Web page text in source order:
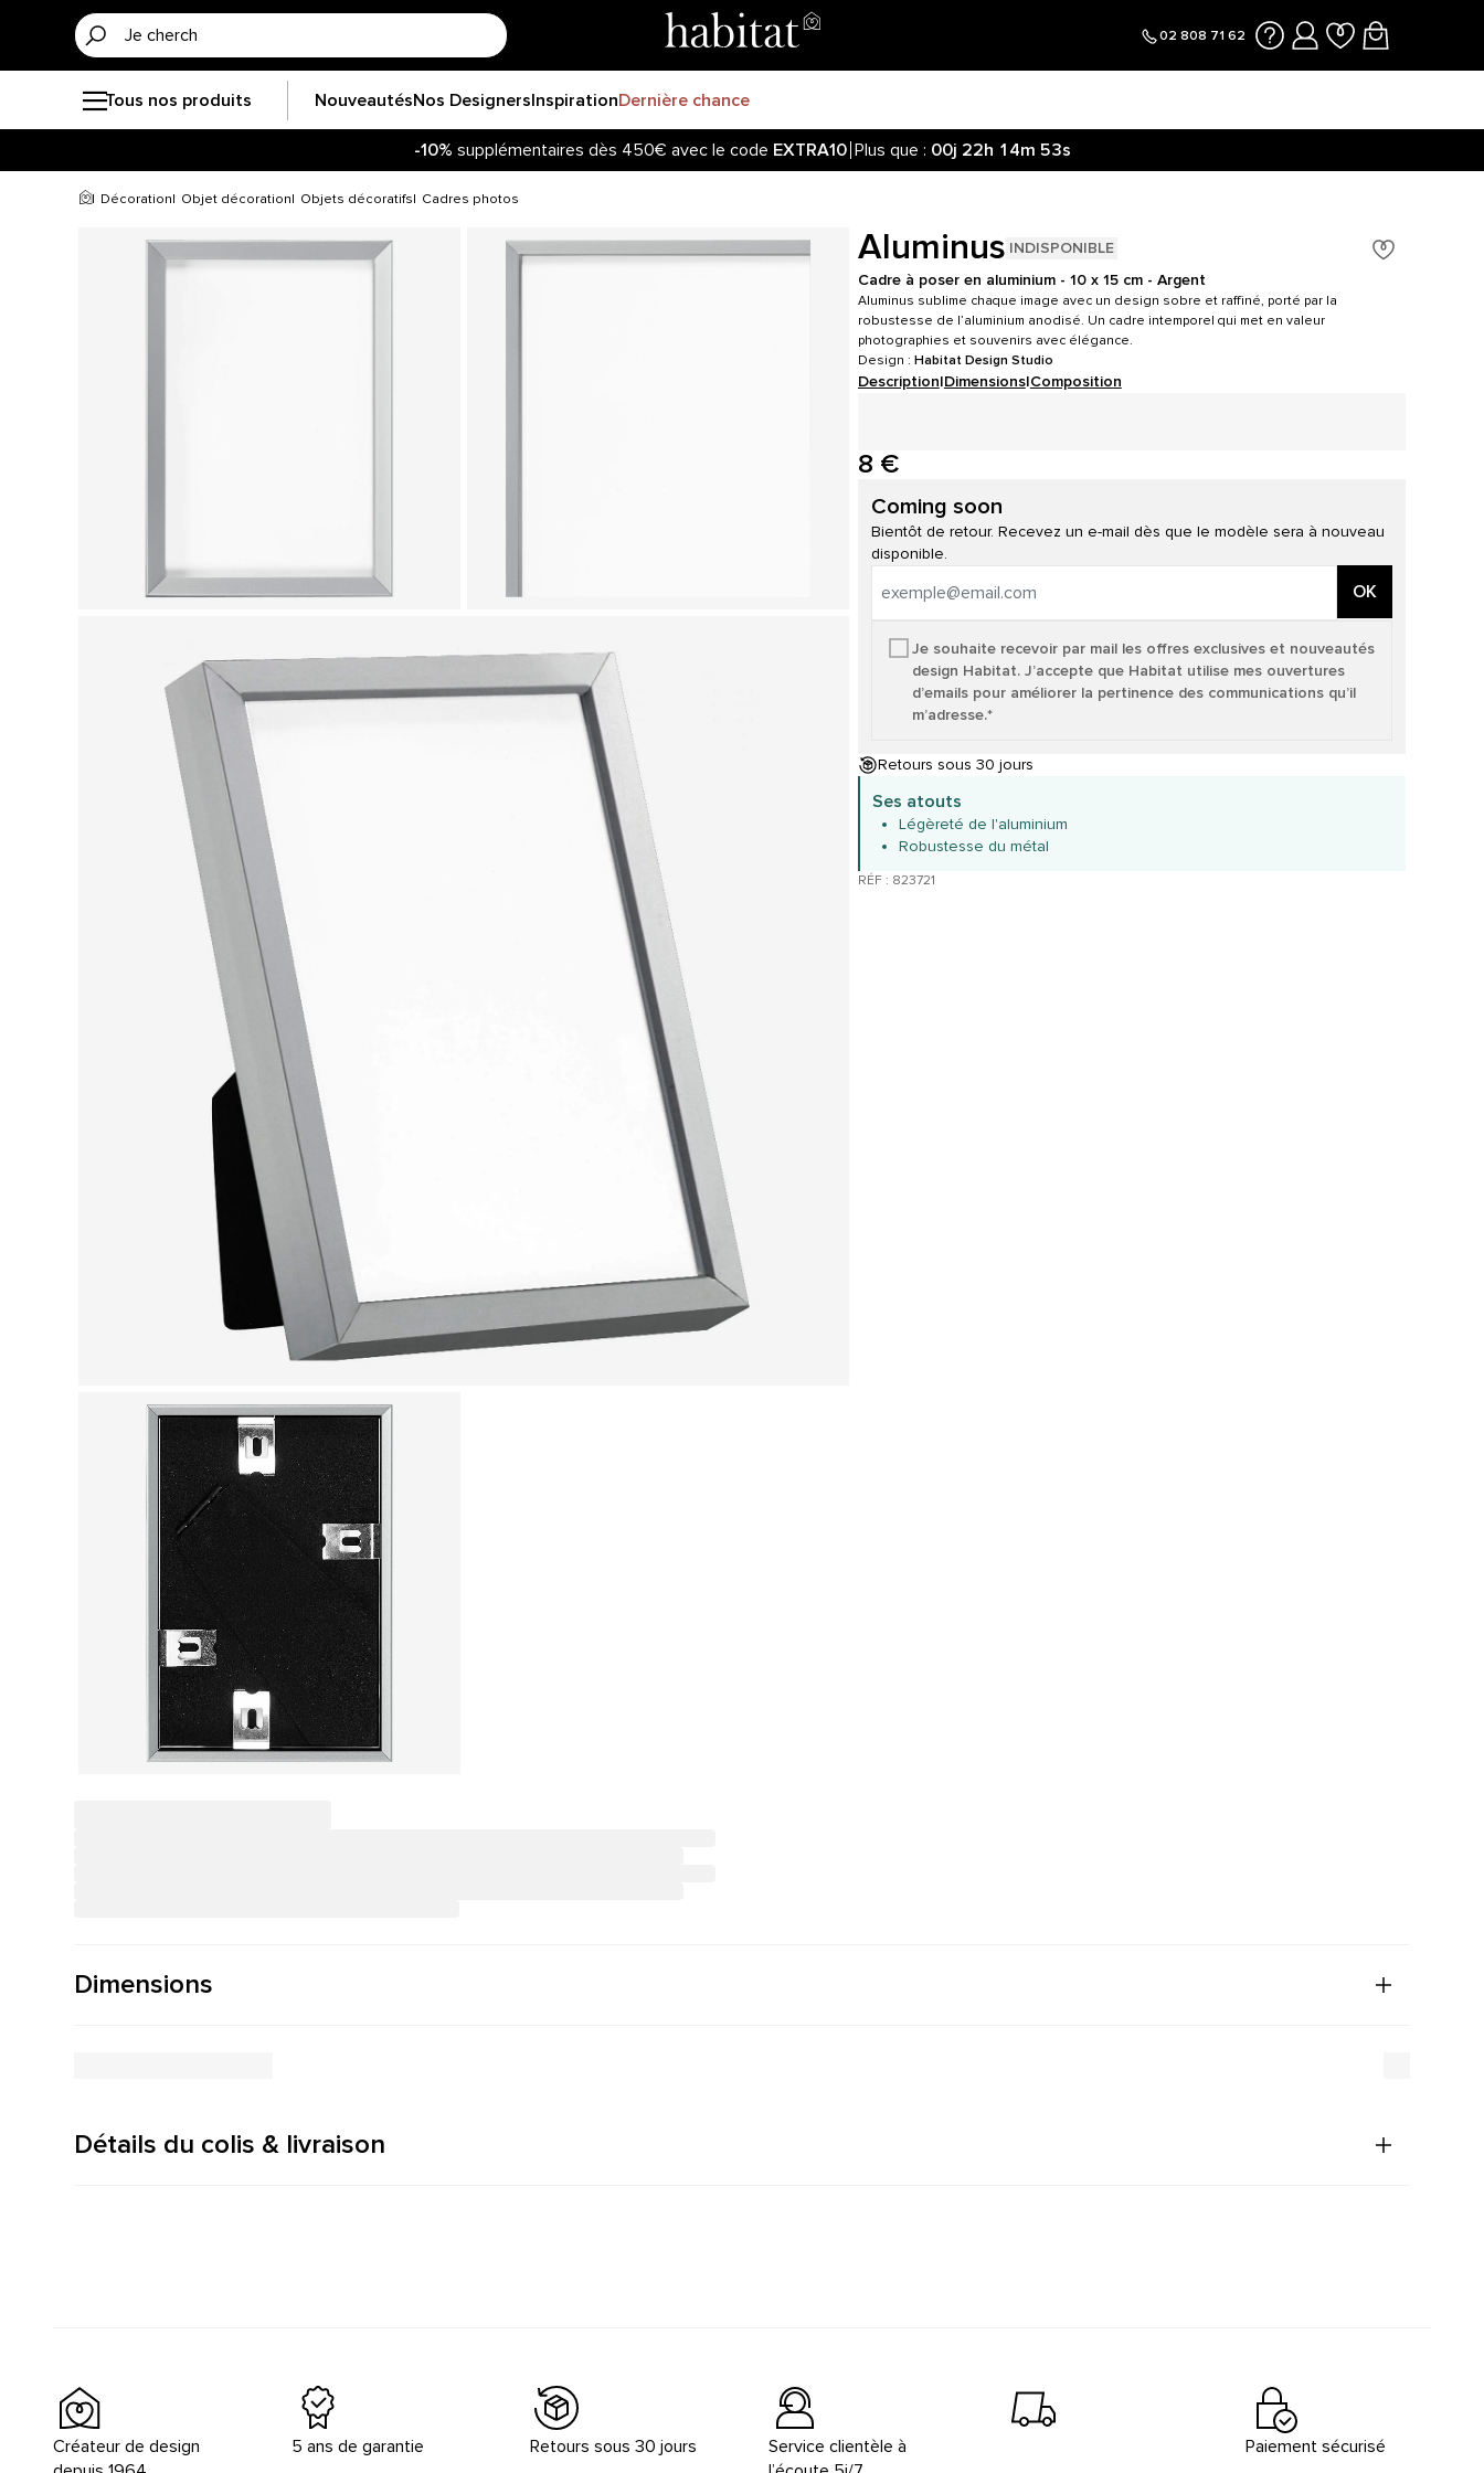
02 808 71 62
Tous nos produits NouveautésNos DesignersInspirationDernière chance
-10% supplémentaires dès 450€ avec le code EXTRA10 Plus que : 00j 22h 14m 52s
Décoration Objet décoration Objets décoratifs Cadres photos
Aluminus INDISPONIBLE
Cadre à poser en aluminium - 10 x 15 cm - Argent
Aluminus sublime chaque image avec un design sobre et raffiné, porté par la
robustesse de l’aluminium anodisé. Un cadre intemporel qui met en valeur
photographies et souvenirs avec élégance.
Design : Habitat Design Studio
Description|Dimensions|Composition
8 €
Coming soon
Bientôt de retour. Recevez un e-mail dès que le modèle sera à nouveau
disponible.
OK
Je souhaite recevoir par mail les offres exclusives et nouveautés
design Habitat. J’accepte que Habitat utilise mes ouvertures
d’emails pour améliorer la pertinence des communications qu’il
m’adresse.*
Retours sous 30 jours
Ses atouts
Légèreté de l'aluminium
Robustesse du métal
RÉF : 823721
Dimensions
Détails du colis & livraison
Créateur de design
5 ans de garantie Retours sous 30 jours
Service clientèle à
Paiement sécurisé